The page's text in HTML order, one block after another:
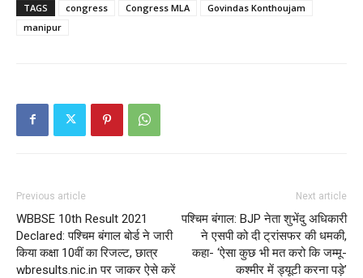
TAGS congress Congress MLA
Govindas Konthoujam
manipur
Previous article
WBBSE 10th Result 2021
Declared: पश्चिम बंगाल बोर्ड ने जारी
किया कक्षा 10वीं का रिजल्ट, छात्र
wbresults.nic.in पर जाकर ऐसे करें
Next article
पश्चिम बंगाल: BJP नेता शुभेंदु अधिकारी
ने एसपी को दी ट्रांसफर की धमकी,
कहा- ‘ऐसा कुछ भी मत करो कि जम्मू-
कश्मीर में ड्यूटी करना पड़े’